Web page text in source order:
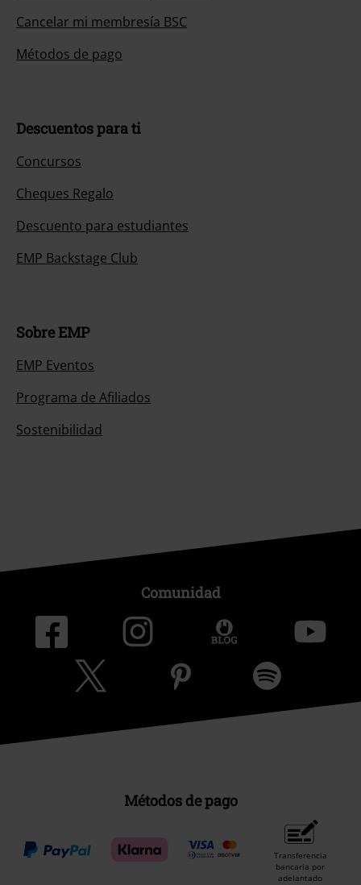
Cancelar mi membresía BSC
Métodos de pago
Descuentos para ti
Concursos
Cheques Regalo
Descuento para estudiantes
EMP Backstage Club
Sobre EMP
EMP Eventos
Programa de Afiliados
Sostenibilidad
Comunidad
Métodos de pago
Transferencia
bancaria por
adelantado